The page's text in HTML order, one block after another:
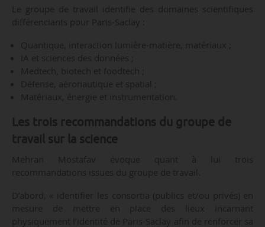
Le groupe de travail identifie des domaines scientifiques
différenciants pour Paris-Saclay :
Quantique, interaction lumière-matière, matériaux ;
IA et sciences des données ;
Medtech, biotech et foodtech ;
Défense, aéronautique et spatial ;
Matériaux, énergie et instrumentation.
Les trois recommandations du groupe de
travail sur la science
Mehran Mostafav évoque quant à lui trois
recommandations issues du groupe de travail.
D’abord, « identifier les consortia (publics et/ou privés) en
mesure de mettre en place des lieux incarnant
physiquement l’identité de Paris-Saclay afin de renforcer sa